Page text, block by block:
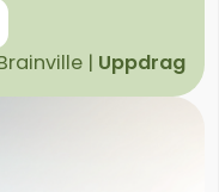
| Uppdrag